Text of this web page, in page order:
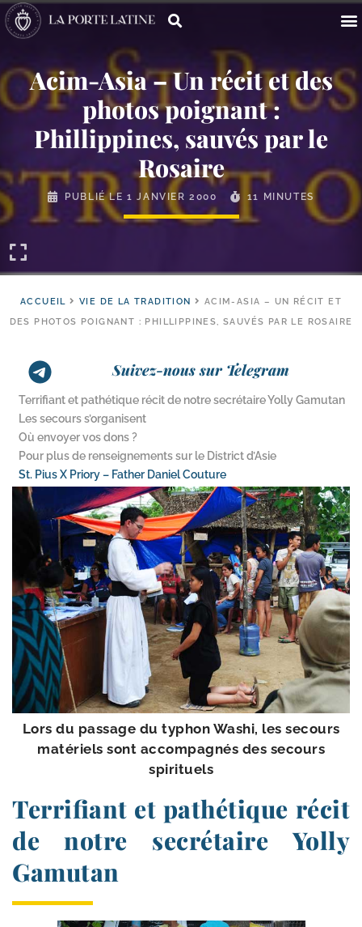
Acim-​Asia – Un récit et des
photos poignant :
Phillippines, sauvés par le
Rosaire
PUBLIÉ LE1 JANVIER 2000 11 MINUTES
ACCUEIL VIE DE LA TRADITION
ACIM-ASIA – UN RÉCIT ET
DES PHOTOS POIGNANT : PHILLIPPINES, SAUVÉS PAR LE ROSAIRE
Suivez-nous sur Telegram
Terrifiant et pathétique récit de notre secrétaire Yolly Gamutan
Les secours s’organisent
Où envoyer vos dons ?
Pour plus de renseignements sur le District d’Asie
St. Pius X Priory – Father Daniel Couture
Lors du pas­sage du typhon Washi, les secours
maté­riels sont accom­pa­gnés des secours
spirituels
Terrifiant et pathétique récit
de notre secrétaire Yolly
Gamutan